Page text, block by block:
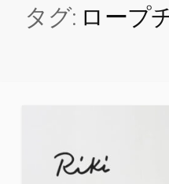
タグ: ロープ